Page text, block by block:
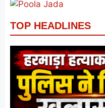
TOP HEADLINES